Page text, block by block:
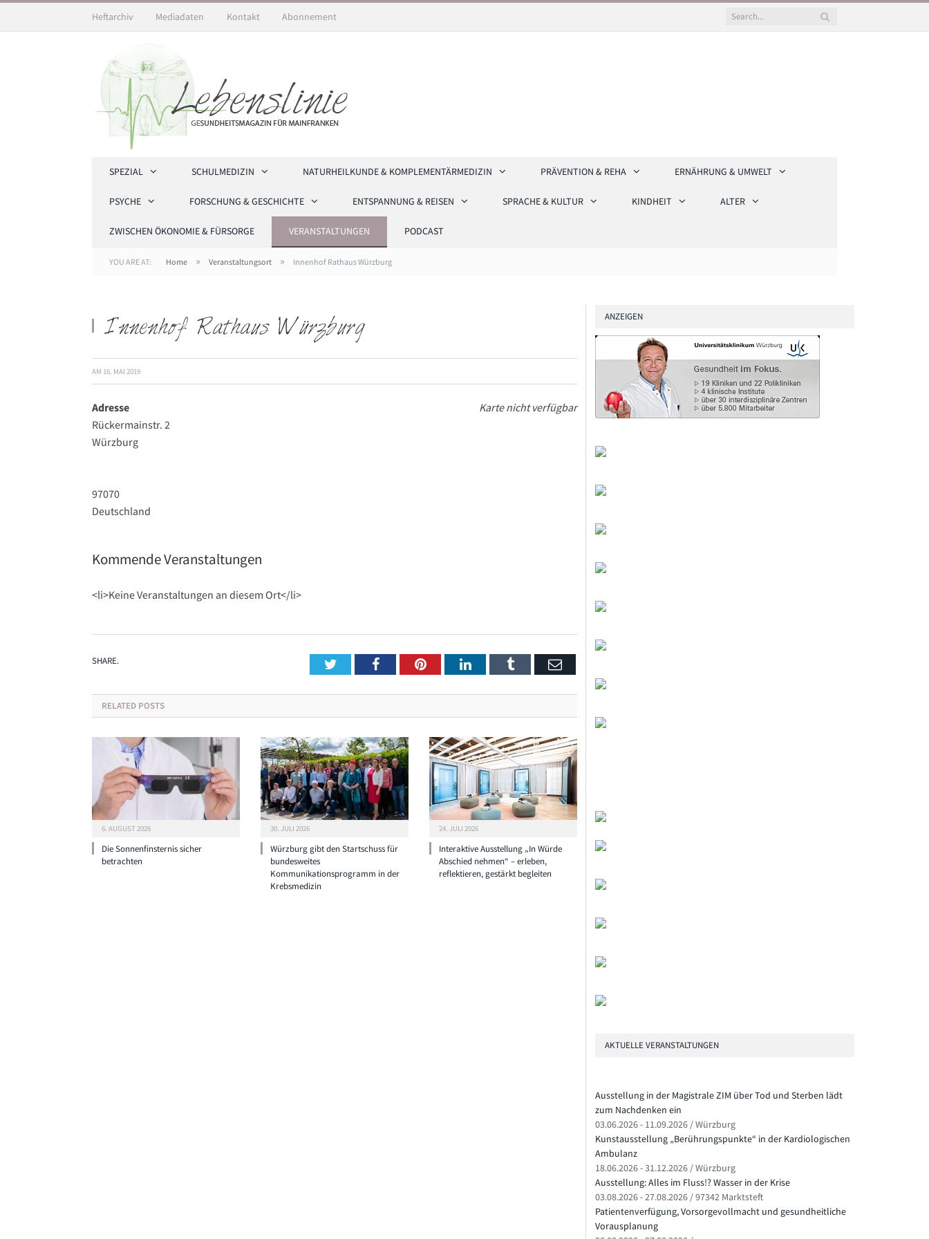
Heftarchiv Mediadaten Kontakt Abonnement
SPEZIAL SCHULMEDIZIN NATURHEILKUNDE & KOMPLEMENTÄRMEDIZIN PRÄVENTION & REHA ERNÄHRUNG & UMWELT
PSYCHE FORSCHUNG & GESCHICHTE ENTSPANNUNG & REISEN SPRACHE & KULTUR KINDHEIT ALTER
ZWISCHEN ÖKONOMIE & FÜRSORGE VERANSTALTUNGEN PODCAST
YOU ARE AT: Home » Veranstaltungsort » Innenhof Rathaus Würzburg
Innenhof Rathaus Würzburg
AM 16. MAI 2019
Karte nicht verfügbar
Adresse
Rückermainstr. 2
Würzburg
97070
Deutschland
Kommende Veranstaltungen
<li>Keine Veranstaltungen an diesem Ort</li>
SHARE. TwitterFacebookPinterestLinkedInTumblr Email
RELATED POSTS
6. AUGUST 2026
Die Sonnenfinsternis sicher
betrachten
30. JULI 2026
Würzburg gibt den Startschuss für
bundesweites
Kommunikationsprogramm in der
Krebsmedizin
24. JULI 2026
Interaktive Ausstellung „In Würde
Abschied nehmen“ – erleben,
reflektieren, gestärkt begleiten
ANZEIGEN
AKTUELLE VERANSTALTUNGEN
Ausstellung in der Magistrale ZIM über Tod und Sterben lädt
zum Nachdenken ein
03.06.2026 - 11.09.2026 / Würzburg
Kunstausstellung „Berührungspunkte“ in der Kardiologischen
Ambulanz
18.06.2026 - 31.12.2026 / Würzburg
Ausstellung: Alles im Fluss!? Wasser in der Krise
03.08.2026 - 27.08.2026 / 97342 Marktsteft
Patientenverfügung, Vorsorgevollmacht und gesundheitliche
Vorausplanung